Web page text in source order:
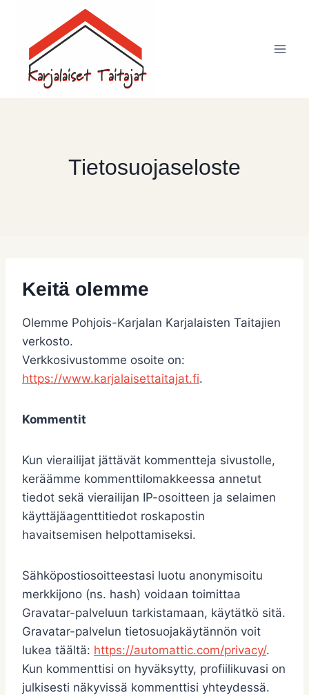
Tietosuojaseloste
Keitä olemme
Olemme Pohjois-Karjalan Karjalaisten Taitajien
verkosto.
Verkkosivustomme osoite on:
https://www.karjalaisettaitajat.fi.
Kommentit
Kun vierailijat jättävät kommentteja sivustolle,
keräämme kommenttilomakkeessa annetut
tiedot sekä vierailijan IP-osoitteen ja selaimen
käyttäjäagenttitiedot roskapostin
havaitsemisen helpottamiseksi.
Sähköpostiosoitteestasi luotu anonymisoitu
merkkijono (ns. hash) voidaan toimittaa
Gravatar-palveluun tarkistamaan, käytätkö sitä.
Gravatar-palvelun tietosuojakäytännön voit
lukea täältä: https://automattic.com/privacy/.
Kun kommenttisi on hyväksytty, profiilikuvasi on
julkisesti näkyvissä kommenttisi yhteydessä.